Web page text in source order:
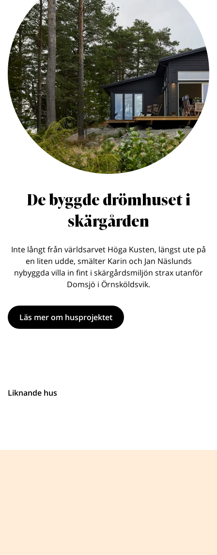
De byggde drömhuset i
skärgården
Inte långt från världsarvet Höga Kusten, längst ute på
en liten udde, smälter Karin och Jan Näslunds
nybyggda villa in fint i skärgårdsmiljön strax utanför
Domsjö i Örnsköldsvik.
Läs mer om husprojektet
Liknande hus